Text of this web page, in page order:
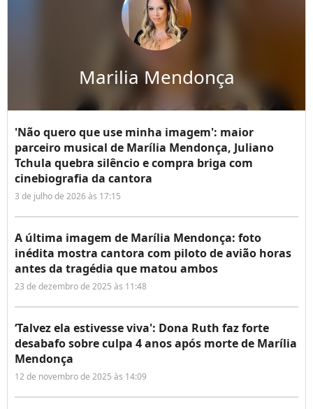
Marilia Mendonça
'Não quero que use minha imagem': maior
parceiro musical de Marília Mendonça, Juliano
Tchula quebra silêncio e compra briga com
cinebiografia da cantora
3 de julho de 2026 às 17:15
A última imagem de Marília Mendonça: foto
inédita mostra cantora com piloto de avião horas
antes da tragédia que matou ambos
23 de dezembro de 2025 às 11:48
‘Talvez ela estivesse viva': Dona Ruth faz forte
desabafo sobre culpa 4 anos após morte de Marília
Mendonça
12 de novembro de 2025 às 14:09